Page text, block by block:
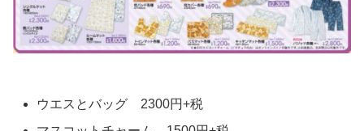
ウエスとバッグ 2300円+税